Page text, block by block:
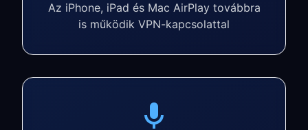
Az iPhone, iPad és Mac AirPlay továbbra
is működik VPN-kapcsolattal